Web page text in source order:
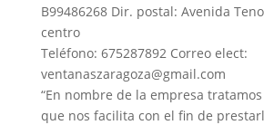
B99486268 Dir. postal: Avenida
centro
Teléfono: 675287892 Correo elect:
ventanaszaragoza@gmail.com
“En nombre de la empresa
que nos facilita con el fin de